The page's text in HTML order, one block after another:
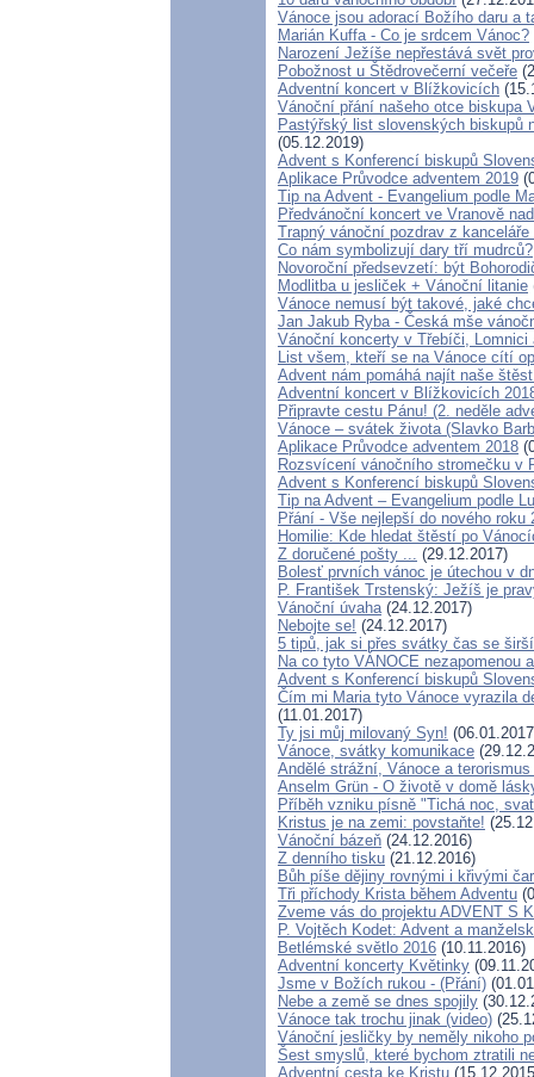
Vánoce jsou adorací Božího daru a
Marián Kuffa - Co je srdcem Vánoc?
Narození Ježíše nepřestává svět
Pobožnost u Štědrovečerní večeře
Adventní koncert v Blížkovicích
Vánoční přání našeho otce biskupa
Pastýřský list slovenských biskupů
(05.12.2019)
Advent s Konferencí biskupů
Aplikace Průvodce adventem 2019
Tip na Advent - Evangelium podle
Předvánoční koncert ve Vranově
Trapný vánoční pozdrav z kanceláře
Co nám symbolizují dary tří mudrců?
Novoroční předsevzetí: být
Modlitba u jesliček + Vánoční litanie
Vánoce nemusí být takové, jaké
Jan Jakub Ryba - Česká mše
Vánoční koncerty v Třebíči, Lomnici
List všem, kteří se na Vánoce cítí
Advent nám pomáhá najít naše
Adventní koncert v Blížkovicích
Připravte cestu Pánu! (2. neděle
Vánoce – svátek života (Slavko
Aplikace Průvodce adventem 2018
Rozsvícení vánočního stromečku v
Advent s Konferencí biskupů
Tip na Advent – Evangelium podle
Přání - Vše nejlepší do nového roku
Homilie: Kde hledat štěstí po
Z doručené pošty ... (29.12.2017)
Bolesť prvních vánoc je útechou v
P. František Trstenský: Ježíš je
Vánoční úvaha(24.12.2017)
Nebojte se! (24.12.2017)
5 tipů, jak si přes svátky čas se
Na co tyto VÁNOCE nezapomenou
Advent s Konferencí biskupů
Čím mi Maria tyto Vánoce vyrazila
(11.01.2017)
Ty jsi můj milovaný Syn!
Vánoce, svátky komunikace
Andělé strážní, Vánoce a terorismus
Anselm Grün - O životě v domě
Příběh vzniku písně "Tichá noc,
Kristus je na zemi: povstaňte!
Vánoční bázeň (24.12.2016)
Z denního tisku (21.12.2016)
Bůh píše dějiny rovnými i křivými
Tři příchody Krista během Adventu
Zveme vás do projektu ADVENT S
P. Vojtěch Kodet: Advent a
Betlémské světlo 2016 (10.11.2016)
Adventní koncerty Květinky
Jsme v Božích rukou - (Přání)
Nebe a země se dnes spojily
Vánoce tak trochu jinak (video)
Vánoční jesličky by neměly nikoho
Šest smyslů, které bychom ztratili
Adventní cesta ke Kristu